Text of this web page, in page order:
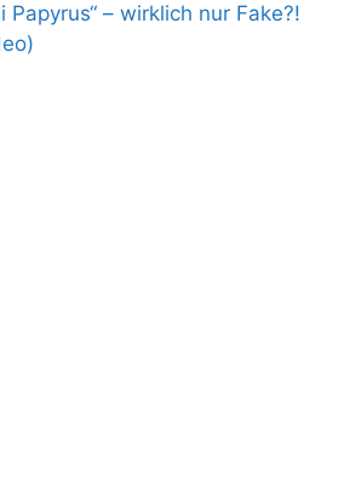
Papyrus“ – wirklich nur Fake?!